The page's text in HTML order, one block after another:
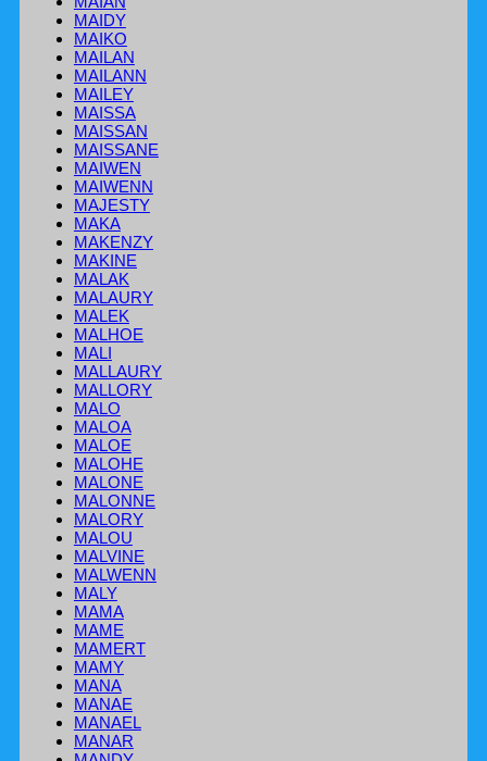
MAIDY
MAIKO
MAILAN
MAILANN
MAILEY
MAISSA
MAISSAN
MAISSANE
MAIWEN
MAIWENN
MAJESTY
MAKA
MAKENZY
MAKINE
MALAK
MALAURY
MALEK
MALHOE
MALI
MALLAURY
MALLORY
MALO
MALOA
MALOE
MALOHE
MALONE
MALONNE
MALORY
MALOU
MALVINE
MALWENN
MALY
MAMA
MAME
MAMERT
MAMY
MANA
MANAE
MANAEL
MANAR